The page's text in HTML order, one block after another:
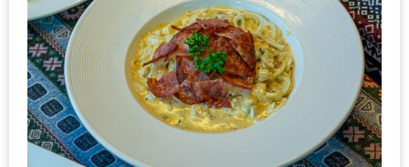
น้า
อ้วน
ชวน
คุย
ความ